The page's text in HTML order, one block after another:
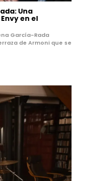
Una
en el
García-Rada
de Armoni que se